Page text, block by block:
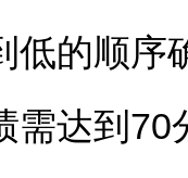
低的顺序
需达到